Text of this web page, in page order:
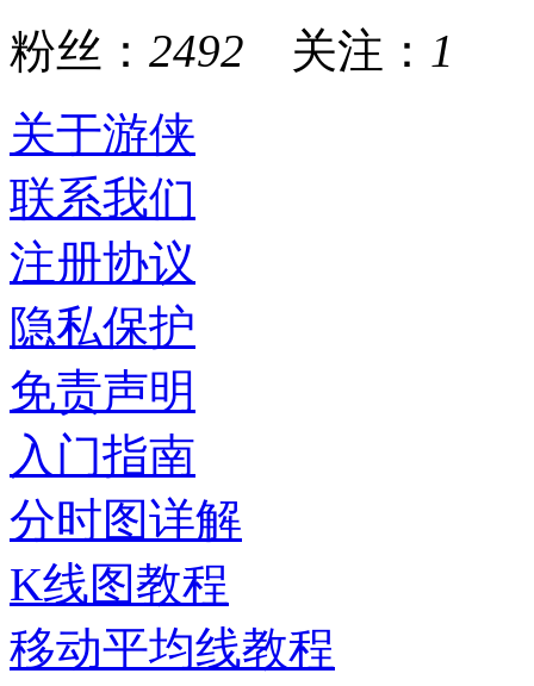
粉丝： 2492 关注： 1
关于游侠
联系我们
注册协议
隐私保护
免责声明
入门指南
分时图详解
K线图教程
移动平均线教程